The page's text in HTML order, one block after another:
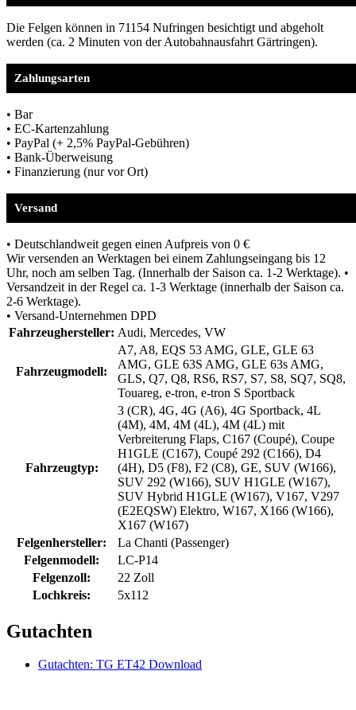
Die Felgen können in 71154 Nufringen besichtigt und abgeholt
werden (ca. 2 Minuten von der Autobahnausfahrt Gärtringen).
Zahlungsarten
• Bar
• EC-Kartenzahlung
• PayPal (+ 2,5% PayPal-Gebühren)
• Bank-Überweisung
• Finanzierung (nur vor Ort)
Versand
• Deutschlandweit gegen einen Aufpreis von 0 €
Wir versenden an Werktagen bei einem Zahlungseingang bis 12
Uhr, noch am selben Tag. (Innerhalb der Saison ca. 1-2 Werktage). •
Versandzeit in der Regel ca. 1-3 Werktage (innerhalb der Saison ca.
2-6 Werktage).
• Versand-Unternehmen DPD
Fahrzeughersteller: Audi, Mercedes, VW
Fahrzeugmodell:
A7, A8, EQS 53 AMG, GLE, GLE 63
AMG, GLE 63S AMG, GLE 63s AMG,
GLS, Q7, Q8, RS6, RS7, S7, S8, SQ7, SQ8,
Touareg, e-tron, e-tron S Sportback
Fahrzeugtyp:
3 (CR), 4G, 4G (A6), 4G Sportback, 4L
(4M), 4M, 4M (4L), 4M (4L) mit
Verbreiterung Flaps, C167 (Coupé), Coupe
H1GLE (C167), Coupé 292 (C166), D4
(4H), D5 (F8), F2 (C8), GE, SUV (W166),
SUV 292 (W166), SUV H1GLE (W167),
SUV Hybrid H1GLE (W167), V167, V297
(E2EQSW) Elektro, W167, X166 (W166),
X167 (W167)
Felgenhersteller:
La Chanti (Passenger)
Felgenmodell:
LC-P14
Felgenzoll:
22 Zoll
Lochkreis:
5x112
Gutachten
Gutachten: TG ET42 Download